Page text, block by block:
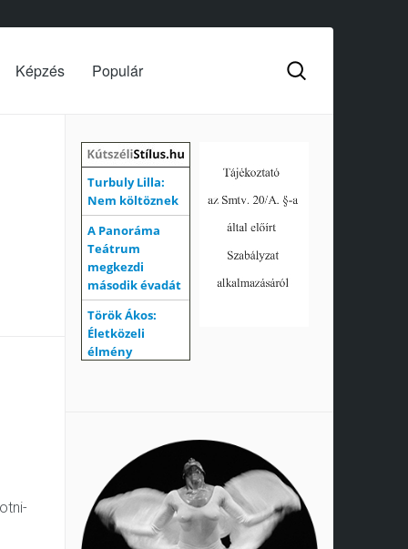
Képzés Populár